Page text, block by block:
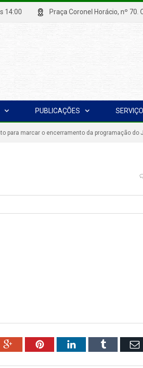
às 14:00 Praça Coronel Horácio, nº
PUBLICAÇÕES
para marcar o encerramento da programação do
Google+PinterestLinkedInTumblr